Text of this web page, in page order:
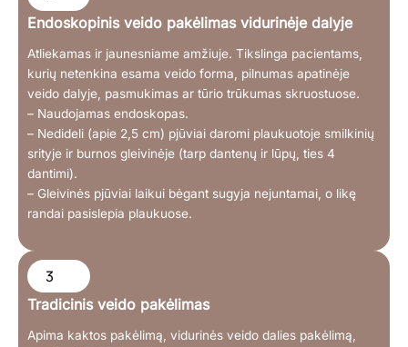
Endoskopinis veido pakėlimas vidurinėje dalyje
Atliekamas ir jaunesniame amžiuje. Tikslinga pacientams,
kurių netenkina esama veido forma, pilnumas apatinėje
veido dalyje, pasmukimas ar tūrio trūkumas skruostuose.
– Naudojamas endoskopas.
– Nedideli (apie 2,5 cm) pjūviai daromi plaukuotoje smilkinių
srityje ir burnos gleivinėje (tarp dantenų ir lūpų, ties 4
dantimi).
– Gleivinės pjūviai laikui bėgant sugyja nejuntamai, o likę
randai pasislepia plaukuose.
3
Tradicinis veido pakėlimas
Apima kaktos pakėlimą, vidurinės veido dalies pakėlimą,